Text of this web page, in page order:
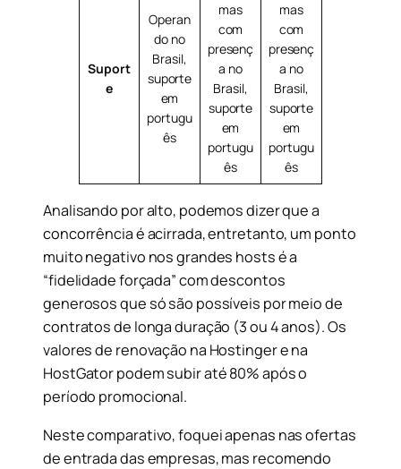
Suport
e
Operan
do no
Brasil,
suporte
em
portugu
ês
mas
com
presenç
a no
Brasil,
suporte
em
portugu
ês
mas
com
presenç
a no
Brasil,
suporte
em
portugu
ês
Analisando por alto, podemos dizer que a
concorrência é acirrada, entretanto, um ponto
muito negativo nos grandes hosts é a
“fidelidade forçada” com descontos
generosos que só são possíveis por meio de
contratos de longa duração (3 ou 4 anos). Os
valores de renovação na Hostinger e na
HostGator podem subir até 80% após o
período promocional.
Neste comparativo, foquei apenas nas ofertas
de entrada das empresas, mas recomendo